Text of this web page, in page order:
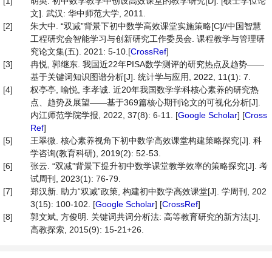
文]. 武汉: 华中师范大学, 2011.
[2]
朱大中. “双减”背景下初中数学高效课堂实施策略[C]//中国智慧
工程研究会智能学习与创新研究工作委员会. 课程教学与管理研
究论文集(五). 2021: 5-10.[CrossRef]
[3]
冉悦, 郭继东. 我国近22年PISA数学测评的研究热点及趋势——
基于关键词知识图谱分析[J]. 统计学与应用, 2022, 11(1): 7.
[4]
权亭亭, 喻悦, 李孝诚. 近20年我国数学学科核心素养的研究热
点、趋势及展望——基于369篇核心期刊论文的可视化分析[J].
内江师范学院学报, 2022, 37(8): 6-11. [Google Scholar] [Cross
Ref]
[5]
王翠微. 核心素养视角下初中数学高效课堂构建策略探究[J]. 科
学咨询(教育科研), 2019(2): 52-53.
[6]
张云. “双减”背景下提升初中数学课堂教学效率的策略探究[J]. 考
试周刊, 2023(1): 76-79.
[7]
郑汉新. 助力“双减”政策, 构建初中数学高效课堂[J]. 学周刊, 202
3(15): 100-102. [Google Scholar] [CrossRef]
[8]
郭文斌, 方俊明. 关键词共词分析法: 高等教育研究的新方法[J].
高教探索, 2015(9): 15-21+26.